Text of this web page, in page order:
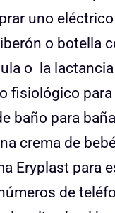
uno
o botella
o la
fisiológico
baño para
crema de
Eryplast para
de